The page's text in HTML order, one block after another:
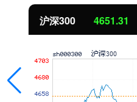
北证50 1122.88